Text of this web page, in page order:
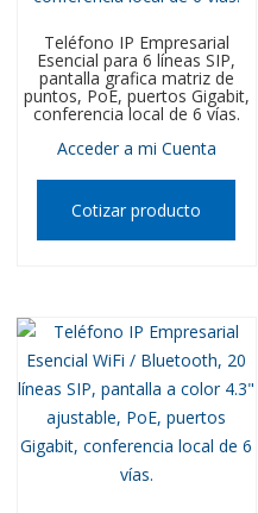
Teléfono IP Empresarial
Esencial para 6 líneas SIP,
pantalla grafica matriz de
puntos, PoE, puertos Gigabit,
conferencia local de 6 vías.
Acceder a mi Cuenta
Cotizar producto